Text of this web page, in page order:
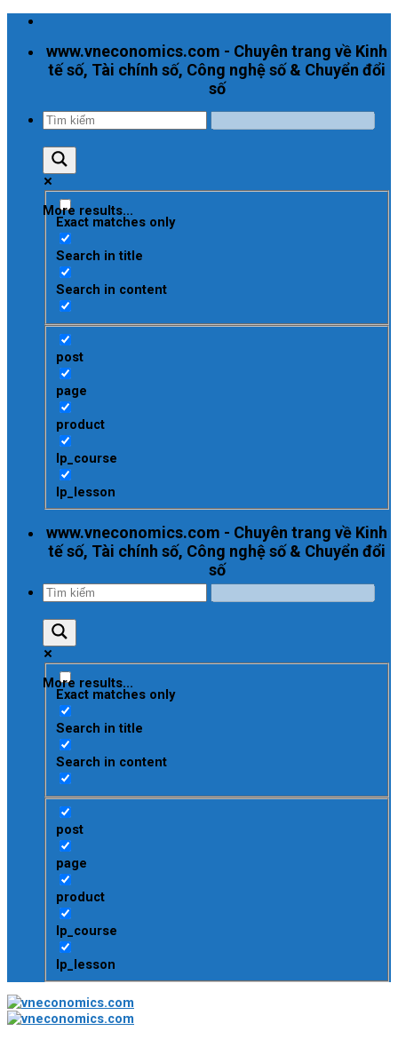
Skip
contentwww.vneconomics.com - Chuyên trang về Kinh
tế số, Tài chính số, Công nghệ số & Chuyển đổi
số
More results...
Exact matches only
Search in title
Search in content
post
page
product
lp_course
lp_lesson
www.vneconomics.com - Chuyên trang về Kinh
tế số, Tài chính số, Công nghệ số & Chuyển đổi
số
More results...
Exact matches only
Search in title
Search in content
post
page
product
lp_course
lp_lesson